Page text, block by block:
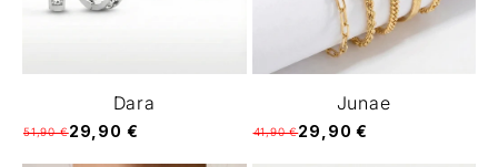
Dara
51,90 €29,90 €
Junae
41,90 €29,90 €